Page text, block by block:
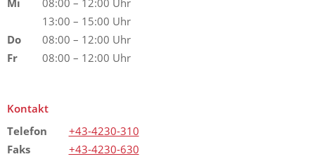
13:00 – 15:00 Uhr
Do
08:00 – 12:00 Uhr
Fr
08:00 – 12:00 Uhr
Kontakt
Telefon
+43-4230-310
Faks
+43-4230-630